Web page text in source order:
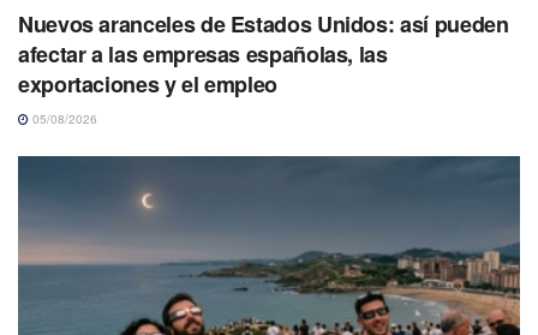
Nuevos aranceles de Estados Unidos: así pueden
afectar a las empresas españolas, las
exportaciones y el empleo
05/08/2026